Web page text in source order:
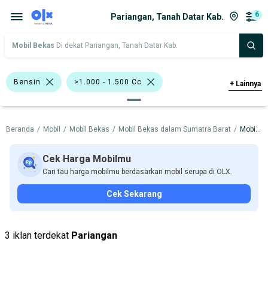
Pariangan, Tanah Datar Kab. 6
Mobil Bekas Di dekat Pariangan, Tanah Datar Kab.
Bensin >1.000 - 1.500 Cc
>1.500 - 2.000 Cc Biru Merah
Putih Sedan Toyota Altis
Toyota Vios BMW
Tipe Bodi Tipe Membership
+ Lainnya
Beranda / Mobil / Mobil Bekas / Mobil Bekas dalam Sumatra Barat / Mobil Bekas dalam Tanah Datar Kab.
Cek Harga Mobilmu
Cari tau harga mobilmu berdasarkan mobil serupa di OLX.
Cek Sekarang
3 iklan terdekat Pariangan